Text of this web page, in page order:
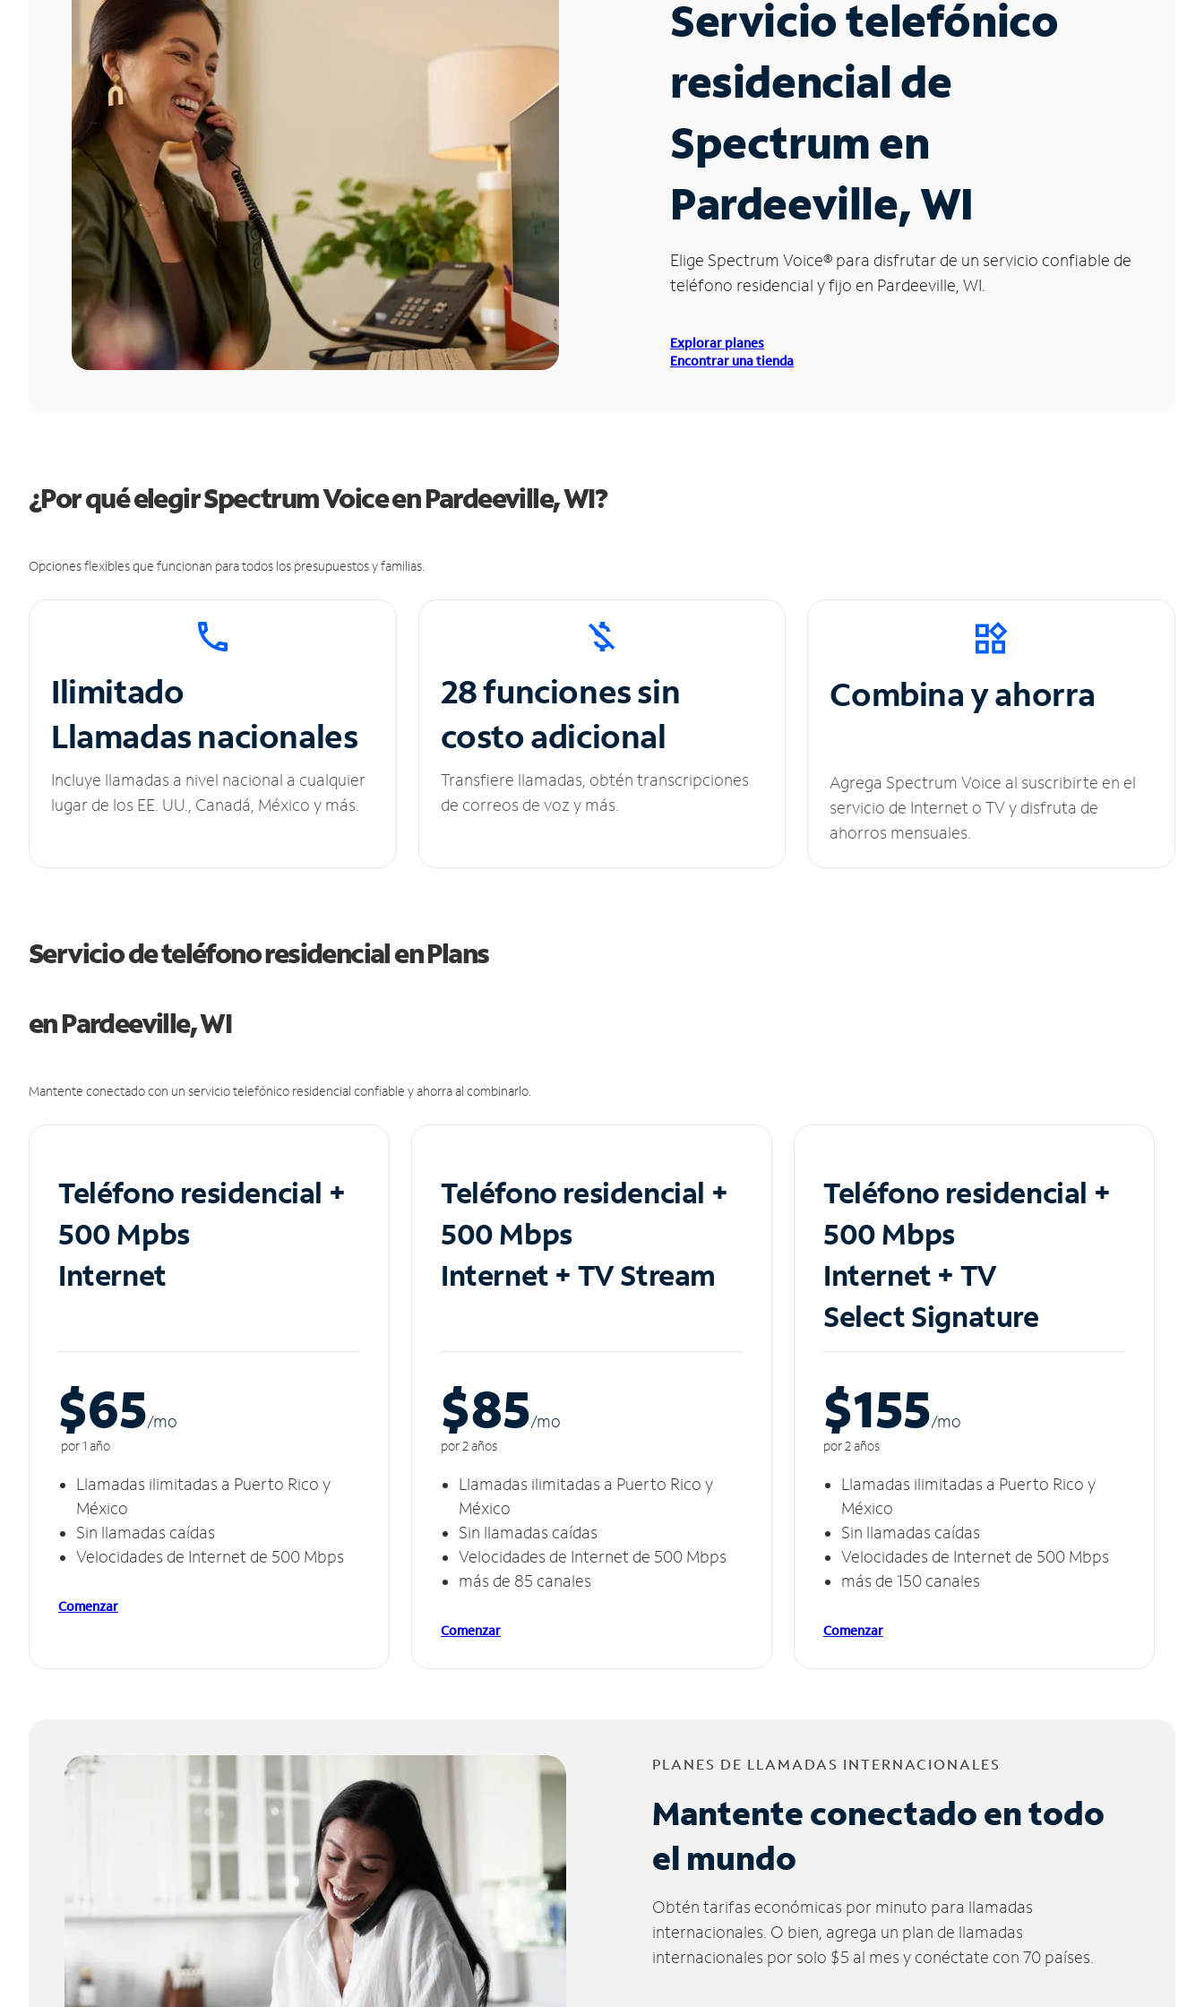
Servicio telefónico
residencial de
Spectrum en
Pardeeville, WI
Elige Spectrum Voice® para disfrutar de un servicio confiable de
teléfono residencial y fijo en Pardeeville, WI.
Explorar planes
Encontrar una tienda
¿Por qué elegir Spectrum Voice en Pardeeville, WI?
Opciones flexibles que funcionan para todos los presupuestos y familias.
Ilimitado
Llamadas nacionales
Incluye llamadas a nivel nacional a cualquier
lugar de los EE. UU., Canadá, México y más.
28 funciones sin
costo adicional
Transfiere llamadas, obtén transcripciones
de correos de voz y más.
Combina y ahorra
Agrega Spectrum Voice al suscribirte en el
servicio de Internet o TV y disfruta de
ahorros mensuales.
Servicio de teléfono residencial en Plans
en Pardeeville, WI
Mantente conectado con un servicio telefónico residencial confiable y ahorra al combinarlo.
Teléfono residencial +
500 Mpbs
Internet
$65/mo
por 1 año
Llamadas ilimitadas a Puerto Rico y
México
Sin llamadas caídas
Velocidades de Internet de 500 Mbps
Comenzar
Teléfono residencial +
500 Mbps
Internet + TV Stream
$85/mo
por 2 años
Llamadas ilimitadas a Puerto Rico y
México
Sin llamadas caídas
Velocidades de Internet de 500 Mbps
más de 85 canales
Comenzar
Teléfono residencial +
500 Mbps
Internet + TV
Select Signature
$155/mo
por 2 años
Llamadas ilimitadas a Puerto Rico y
México
Sin llamadas caídas
Velocidades de Internet de 500 Mbps
más de 150 canales
Comenzar
PLANES DE LLAMADAS INTERNACIONALES
Mantente conectado en todo
el mundo
Obtén tarifas económicas por minuto para llamadas
internacionales. O bien, agrega un plan de llamadas
internacionales por solo $5 al mes y conéctate con 70 países.